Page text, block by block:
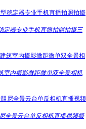
定器专业手机直播拍照拍摄三
室内摄影微距微单双全景相机
全景云台单反相机直播视频摄